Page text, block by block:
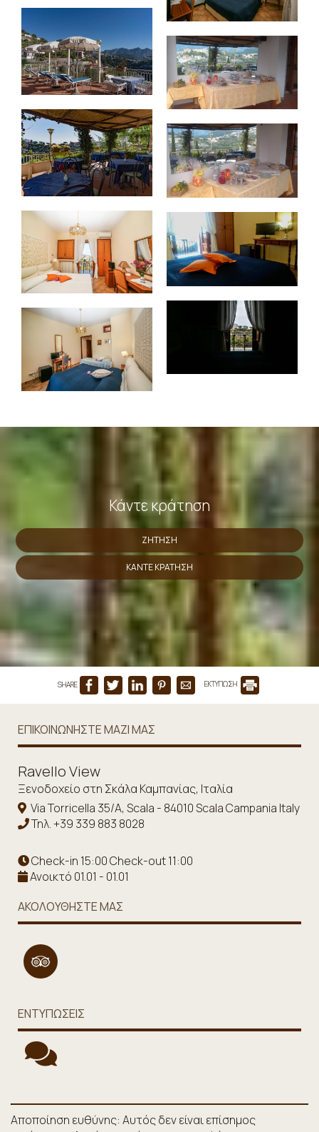
Κάντε κράτηση
ΖΉΤΗΣΗ
ΚΑΝΤΕ ΚΡΑΤΗΣΗ
SHARE ΕΚΤΥΠΩΣΗ
ΕΠΙΚΟΙΝΩΝΉΣΤΕ ΜΑΖΊ ΜΑΣ
Ravello View
Ξενοδοχείο στη Σκάλα Καμπανίας, Ιταλία
Via Torricella 35/A, Scala - 84010 Scala Campania Italy
Τηλ.+39 339 883 8028
Check-in 15:00 Check-out 11:00
Ανοικτό 01.01 - 01.01
ΑΚΟΛΟΥΘΉΣΤΕ ΜΑΣ
ΕΝΤΥΠΏΣΕΙΣ
Αποποίηση ευθύνης: Αυτός δεν είναι επίσημος